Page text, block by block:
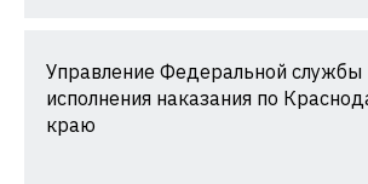
Управление Федеральной службы
исполнения наказания по
краю